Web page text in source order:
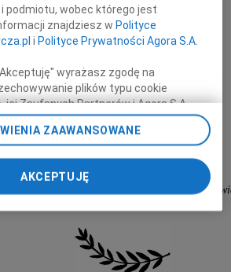
z powodu śmierci
Żony
składają
Wyższej Szkoły Ekonomii i Informatyki w
podmiotu, wobec którego jest
znajdziesz w Polityce
i Polityce Prywatności Agora S.A.
wyrażasz zgodę na
plików typu cookie
jej Zaufanych Partnerów i Agora S.A.
końcowym. Możesz też w każdej
preferencje dot. plików cookie,
danych poprzez
prywatności” w stopce serwisu i
„Ustawienia zaawansowane”.
cookie możliwa jest także za
i Agora S.A. możemy
ZAAWANSOWANE
AKCEPTUJĘ